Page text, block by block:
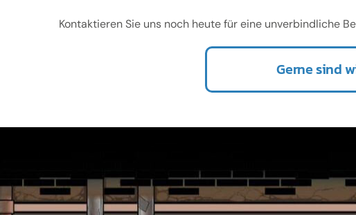
Kontaktieren Sie uns noch heute für eine unverbindliche
Gerne sind